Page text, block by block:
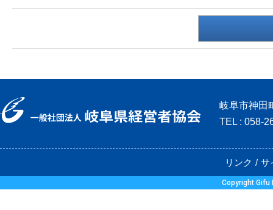
岐阜市神田
TEL : 058-
リンク サ
Copyright Gifu